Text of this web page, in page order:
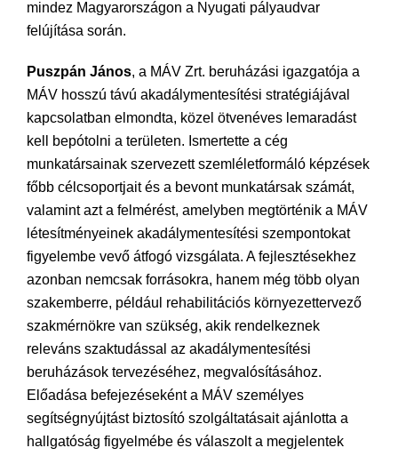
mindez Magyarországon a Nyugati pályaudvar
felújítása során.
Puszpán János, a MÁV Zrt. beruházási igazgatója a
MÁV hosszú távú akadálymentesítési stratégiájával
kapcsolatban elmondta, közel ötvenéves lemaradást
kell bepótolni a területen. Ismertette a cég
munkatársainak szervezett szemléletformáló képzések
főbb célcsoportjait és a bevont munkatársak számát,
valamint azt a felmérést, amelyben megtörténik a MÁV
létesítményeinek akadálymentesítési szempontokat
figyelembe vevő átfogó vizsgálata. A fejlesztésekhez
azonban nemcsak forrásokra, hanem még több olyan
szakemberre, például rehabilitációs környezettervező
szakmérnökre van szükség, akik rendelkeznek
releváns szaktudással az akadálymentesítési
beruházások tervezéséhez, megvalósításához.
Előadása befejezéseként a MÁV személyes
segítségnyújtást biztosító szolgáltatásait ajánlotta a
hallgatóság figyelmébe és válaszolt a megjelentek